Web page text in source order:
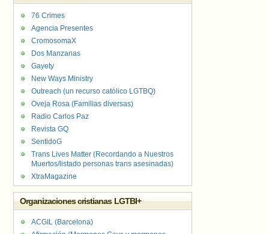
76 Crimes
Agencia Presentes
CromosomaX
Dos Manzanas
Gayety
New Ways Ministry
Outreach (un recurso católico LGTBQ)
Oveja Rosa (Familias diversas)
Radio Carlos Paz
Revista GQ
SentidoG
Trans Lives Matter (Recordando a Nuestros
Muertos/listado personas trans asesinadas)
XtraMagazine
Organizaciones cristianas LGTBI+
ACGIL (Barcelona)